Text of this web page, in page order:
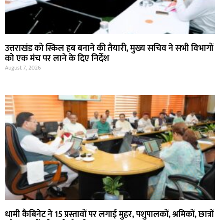
उत्तराखंड को स्किल हब बनाने की तैयारी, मुख्य सचिव ने सभी विभागों
को एक मंच पर लाने के दिए निर्देश
August 7, 2026
धामी कैबिनेट ने 15 प्रस्तावों पर लगाई मुहर, पशुपालकों, श्रमिकों, छात्रों